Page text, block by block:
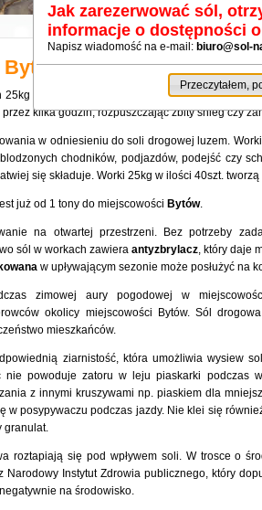
Bytów
dla miejscowości Bytów. Oferowana sól
kilka godzin, rozpuszczając zbity śnieg czy
w odniesieniu do soli drogowej luzem.
chodników, podjazdów, podejść czy
się składuje. Worki 25kg w ilości 40szt.
już od 1 tony do miejscowości Bytów.
na otwartej przestrzeni. Bez potrzeby
sól w workach zawiera antyzbrylacz, który daje
w upływającym sezonie może posłużyć na
zimowej aury pogodowej w
okolicy miejscowości Bytów. Sól
mieszkańców.
ziarnistość, która umożliwia wysiew
nie powoduje zatoru w leju piaskarki podczas
z innymi kruszywami np. piaskiem dla
posypywaczu podczas jazdy. Nie klei się również
granulat.
roztapiają się pod wpływem soli. W trosce o
Instytut Zdrowia publicznego, który
na środowisko.
Jak zarezerwować sól,
informacje o dostępności
Napisz wiadomość na e-mail: biuro@sol-
Przeczytałem,